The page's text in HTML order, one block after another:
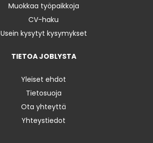
Muokkaa työpaikkoja
CV-haku
Usein kysytyt kysymykset
TIETOA JOBLYSTA
Yleiset ehdot
Tietosuoja
Ota yhteyttä
Yhteystiedot